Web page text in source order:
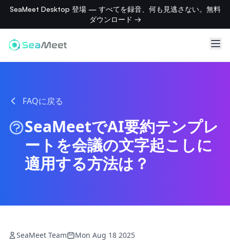
SeaMeet Desktop 登場 — すべてを録音、何も見逃さない。無料
ダウンロード →
FAQに戻る
SeaMeetでAI要約テンプレ
ートを会議の文字起こしに
適用する方法は？
SeaMeet Team Mon Aug 18 2025